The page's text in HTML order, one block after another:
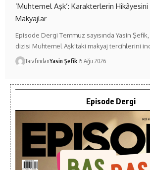
‘Muhtemel Aşk’: Karakterlerin
Makyajlar
Episode Dergi Temmuz sayısında Yasin
dizisi Muhtemel Aşk'taki makyaj tercihlerini
TarafındanYasin Şefik 5 Ağu 2026
Episode Dergi